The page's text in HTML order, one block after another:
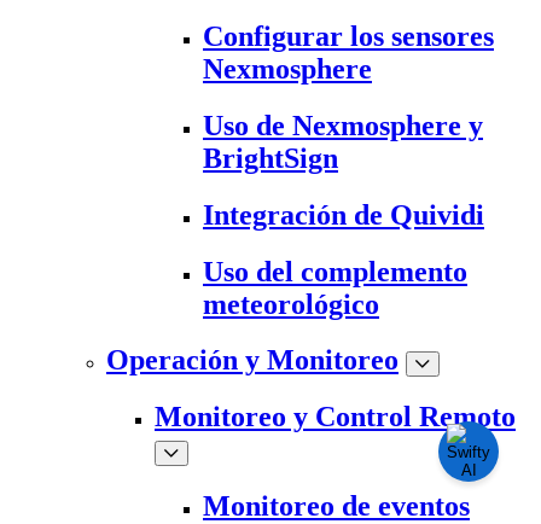
Configurar los sensores
Nexmosphere
Uso de Nexmosphere y
BrightSign
Integración de Quividi
Uso del complemento
meteorológico
Operación y Monitoreo
Monitoreo y Control Remoto
Monitoreo de eventos